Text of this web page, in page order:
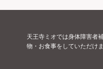
天王寺ミオでは身体障害者
物・お食事をしていただけま